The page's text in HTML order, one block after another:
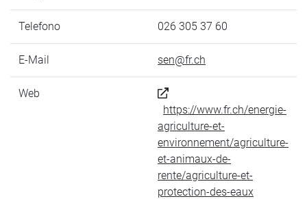
Telefono 026 305 37 60
E-Mail sen@fr.ch
Web
https://www.fr.ch/energie-
agriculture-et-
environnement/agriculture-
et-animaux-de-
rente/agriculture-et-
protection-des-eaux